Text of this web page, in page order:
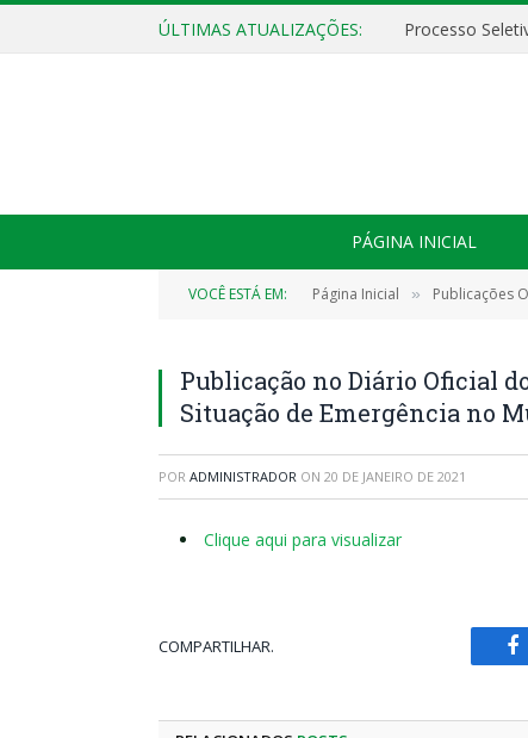
ÚLTIMAS ATUALIZAÇÕES:
PÁGINA INICIAL
VOCÊ ESTÁ EM: Página Inicial » Publicações
Publicação no Diário Oficial
Situação de Emergência no
POR ADMINISTRADOR ON 20 DE JANEIRO DE 2021
Clique aqui para visualizar
COMPARTILHAR.